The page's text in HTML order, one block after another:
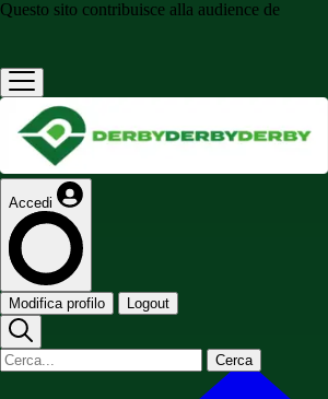
Questo sito contribuisce alla audience de
Accedi
Modifica profilo Logout
Cerca